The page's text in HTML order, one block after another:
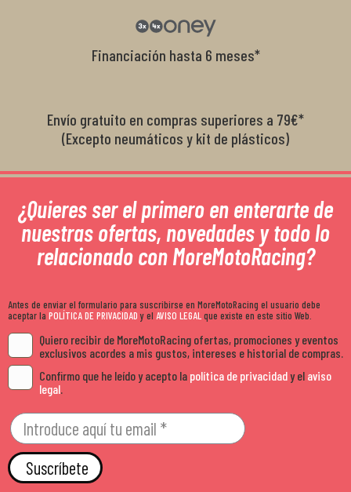
Financiación hasta 6 meses*
Envío gratuito en compras superiores a 79€*
(Excepto neumáticos y kit de plásticos)
¿Quieres ser el primero en enterarte de
nuestras ofertas, novedades y todo lo
relacionado con MoreMotoRacing?
Antes de enviar el formulario para suscribirse en MoreMotoRacing el usuario debe
aceptar la POLÍTICA DE PRIVACIDADy el AVISO LEGALque existe en este sitio Web.
Quiero recibir de MoreMotoRacing ofertas, promociones y eventos
exclusivos acordes a mis gustos, intereses e historial de compras.
Confirmo que he leído y acepto la política de privacidady el aviso
legal.
Suscríbete